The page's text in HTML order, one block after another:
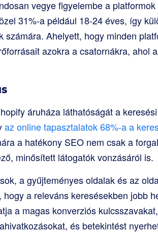
vegye figyelembe a
31%-a például 18-24 éves, így
Ahelyett, hogy minden
azokra a csatornákra, ahol
áruháza láthatóságát a
az online tapasztalatok 68%-a a
a hatékony SEO nem csak a
minősített látogatók vonzásáról is.
a gyűjteményes oldalak és az
a releváns keresésekben jobb
a magas konverziós
és betekintést